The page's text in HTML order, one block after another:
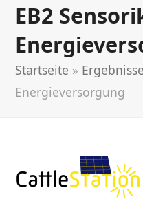
EB2
Startseite » Ergebnisse
Energieversorgung